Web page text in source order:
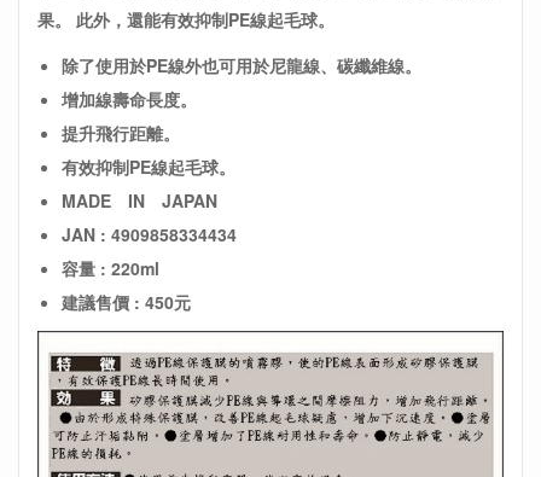
果。
此外，還能有效抑制PE線起毛球。
除了使用於PE線外也可用於尼龍線、碳纖維線。
增加線壽命長度。
提升飛行距離。
有效抑制PE線起毛球。
MADE IN JAPAN
JAN : 4909858334434
容量 : 220ml
建議售價 : 450元